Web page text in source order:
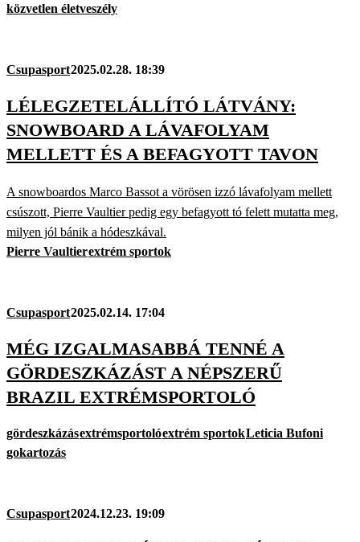
közvetlen életveszély
Csupasport2025.02.28. 18:39
LÉLEGZETELÁLLÍTÓ LÁTVÁNY:
SNOWBOARD A LÁVAFOLYAM
MELLETT ÉS A BEFAGYOTT TAVON
A snowboardos Marco Bassot a vörösen izzó lávafolyam mellett
csúszott, Pierre Vaultier pedig egy befagyott tó felett mutatta meg,
milyen jól bánik a hódeszkával.
Pierre Vaultierextrém sportok
Csupasport2025.02.14. 17:04
MÉG IZGALMASABBÁ TENNÉ A
GÖRDESZKÁZÁST A NÉPSZERŰ
BRAZIL EXTRÉMSPORTOLÓ
gördeszkázásextrémsportolóextrém sportokLeticia Bufoni
gokartozás
Csupasport2024.12.23. 19:09